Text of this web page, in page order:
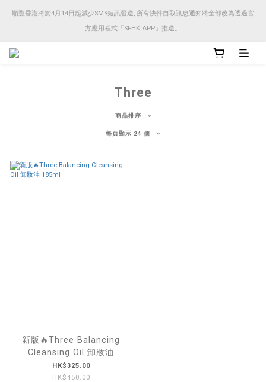
順豐香港將於4月14日起減少SMS短訊發送, 所有快件自取訊息通知將全部改為透過官
方應用程式「SFHK APP」推送。
順豐香港將於4月14日起減少SMS短訊發送, 所有快件自取訊息通知將全部改為透過官
方應用程式「SFHK APP」推送。
順豐香港將於4月14日起減少SMS短訊發送, 所有快件自取訊息通知將全部改為透過官
方應用程式「SFHK APP」推送。
Three
商品排序
每頁顯示 24 個
新版🔥Three Balancing
Cleansing Oil 卸妝油
185ml
HK$325.00
HK$450.00